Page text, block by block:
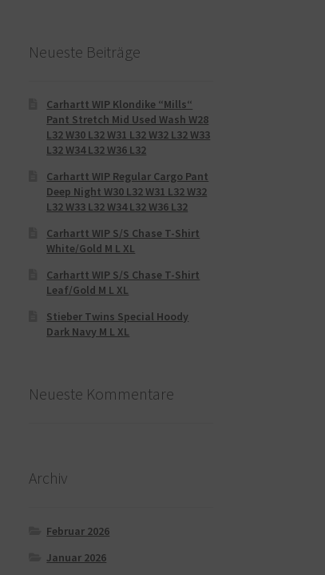
Neueste Beiträge
Carhartt WIP Klondike “Mills“
Pant Stretch Mid Used Wash W28
L32 W30 L32 W31 L32 W32 L32 W33
L32 W34 L32 W36 L32
Carhartt WIP Regular Cargo Pant
Deep Night W30 L32 W31 L32 W32
L32 W33 L32 W34 L32 W36 L32
Carhartt WIP S/S Chase T-Shirt
White/Gold M L XL
Carhartt WIP S/S Chase T-Shirt
Leaf/Gold M L XL
Stieber Twins Special Hoody
Dark Navy M L XL
Neueste Kommentare
Archiv
Februar 2026
Januar 2026